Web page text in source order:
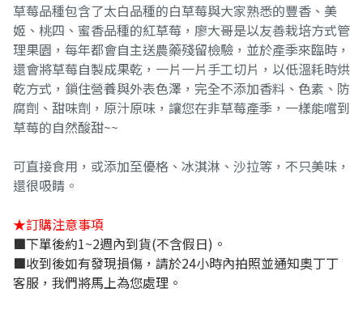
草莓品種包含了太白品種的白草莓與大家熟悉的豐香、美
姬、桃四、蜜香品種的紅草莓，廖大哥是以友善栽培方式管
理果園，每年都會自主送農藥殘留檢驗，並於產季來臨時，
還會將草莓自製成果乾，一片一片手工切片，以低溫耗時烘
乾方式，鎖住營養與外表色澤，完全不添加香料、色素、防
腐劑、甜味劑，原汁原味，讓您在非草莓產季，一樣能嚐到
草莓的自然酸甜~~
可直接食用，或添加至優格、冰淇淋、沙拉等，不只美味，
還很吸睛。
★訂購注意事項
■下單後約1~2週內到貨(不含假日)。
■收到後如有發現損傷，請於24小時內拍照並通知奧丁丁
客服，我們將馬上為您處理。